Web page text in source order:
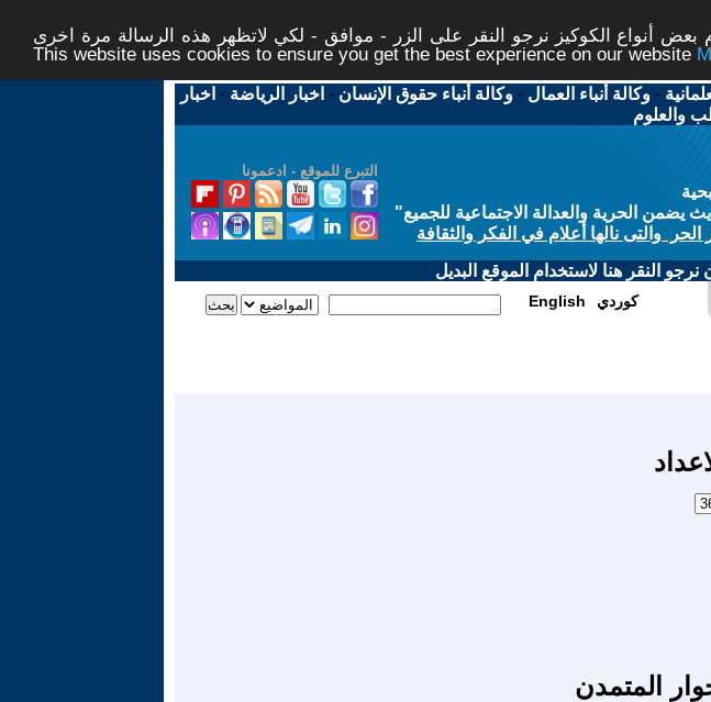
أنواع الكوكيز نرجو النقر على الزر - موافق - لكي لاتظهر هذه الرسالة مرة اخرى -
This website uses cookies to ensure you get the best experience on our website
-وكالة أنباء العمال -وكالة أنباء حقوق الإنسان - اخبار الرياضة - اخبار
والعلوم
التبرع للموقع - ادعمونا
الحرية والعدالة الاجتماعية للجميع"
والتى نالها أعلام في الفكر والثقافة
النقر هنا لاستخدام الموقع البديل
English كوردي
المتمدن